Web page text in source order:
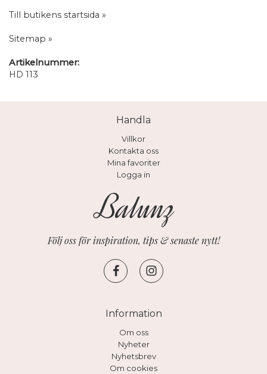
Till butikens startsida »
Sitemap »
Artikelnummer:
HD 113
Handla
Villkor
Kontakta oss
Mina favoriter
Logga in
Följ oss för inspiration, tips & senaste nytt!
Information
Om oss
Nyheter
Nyhetsbrev
Om cookies